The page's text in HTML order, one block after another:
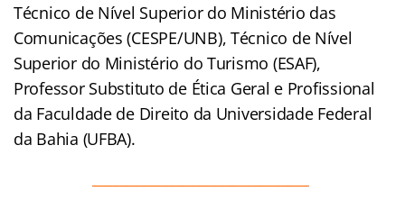
Técnico de Nível Superior do Ministério das
Comunicações (CESPE/UNB), Técnico de Nível
Superior do Ministério do Turismo (ESAF),
Professor Substituto de Ética Geral e Profissional
da Faculdade de Direito da Universidade Federal
da Bahia (UFBA).